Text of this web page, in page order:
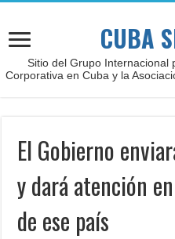
CUBA
Sitio del Grupo Internacional
Corporativa en Cuba y la
El Gobierno
y dará atención
de ese país